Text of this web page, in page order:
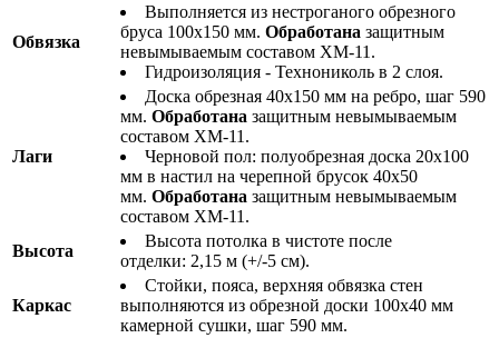
Обвязка
Выполняется из нестроганого обрезного
бруса 100х150 мм. Обработана защитным
невымываемым составом ХМ-11.
Гидроизоляция - Технониколь в 2 слоя.
Лаги
Доска обрезная 40х150 мм на ребро, шаг 590
мм. Обработана защитным невымываемым
составом ХМ-11.
Черновой пол: полуобрезная доска 20х100
мм в настил на черепной брусок 40х50
мм. Обработана защитным невымываемым
составом ХМ-11.
Высота
Высота потолка в чистоте после
отделки: 2,15 м (+/-5 см).
Каркас
Стойки, пояса, верхняя обвязка стен
выполняются из обрезной доски 100х40 мм
камерной сушки, шаг 590 мм.